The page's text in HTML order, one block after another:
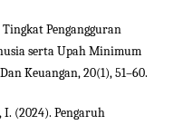
Pengangguran
serta Upah Minimum
Keuangan, 20(1), 51–60.
I. (2024). Pengaruh